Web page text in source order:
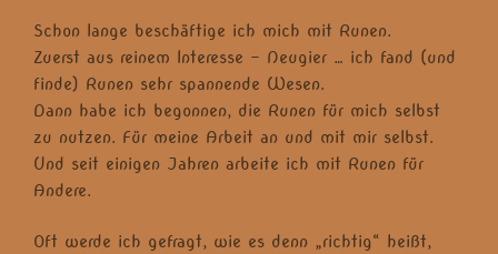
Schon lange beschäftige ich mich mit Runen.
Zuerst aus reinem Interesse – Neugier … ich fand (und
finde) Runen sehr spannende Wesen.
Dann habe ich begonnen, die Runen für mich selbst
zu nutzen. Für meine Arbeit an und mit mir selbst.
Und seit einigen Jahren arbeite ich mit Runen für
Andere.
Oft werde ich gefragt, wie es denn „richtig“ heißt,